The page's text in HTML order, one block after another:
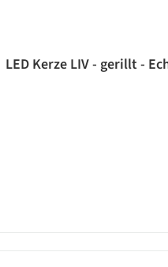
LED Kerze LIV - gerillt -